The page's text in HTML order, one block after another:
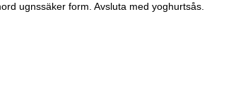
ugnssäker form. Avsluta med yoghurtsås.